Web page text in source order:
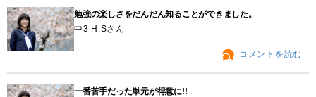
勉強の楽しさをだんだん知ることができました。
中3 H.Sさん
コメントを読む
一番苦手だった単元が得意に!!